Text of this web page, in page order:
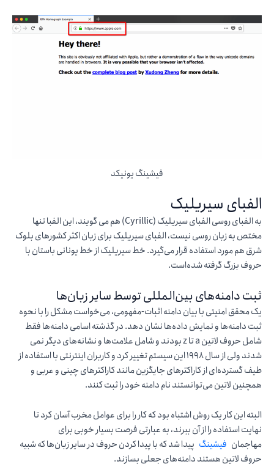
فیشینگ یونیکد
الفبای سیریلیک
به الفبای روسی الفبای سیریلیک (Cyrillic) هم می گویند، این الفبا تنها
مختص به زبان روسی نیست، الفبای سیریلیک برای زبان اکثر کشورهای بلوک
شرق هم مورد استفاده قرار می‌گیرد. خط سیریلیک از خط یونانی باستان با
حروف بزرگ گرفته شده‌است.
ثبت دامنه‌های بین‌المللی توسط سایر زبان‌ها
یک محقق امنیتی با بیان دامنه اثبات-مفهومی، می‌خواست مشکل را با نحوه
ثبت دامنه‌ها و نمایش داده‌ها نشان دهد. در گذشته اسامی دامنه‌ها فقط
شامل حروف لاتین a تا z بودند و شامل علامت‌ها و نشانه‌های دیگر نمی
شدند ولی از سال 1998 این سیستم تغییر کرد و کاربران اینترنتی با استفاده از
طیف گسترده‌ای از کاراکترهای جایگزین مانند کاراکترهای چینی و عربی و
همچنین لاتین می‌توانستند نام دامنه خود را ثبت کنند.
البته این کار یک روش اشتباه بود که کار را برای عوامل مخرب آسان کرد تا
نهایت استفاده را از آن ببرند، به عبارتی فرصت بسیار خوبی برای
مهاجمان فیشینگ پیدا شد که با پیدا کردن حروف در سایر زبان‌ها که شبیه
حروف لاتین هستند دامنه‌های جعلی بسازند.